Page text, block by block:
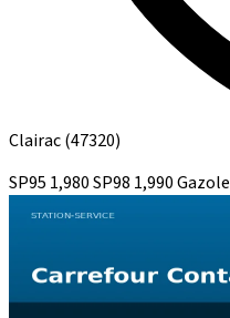
Clairac(47320)
SP95 1,980SP98 1,990Gazole